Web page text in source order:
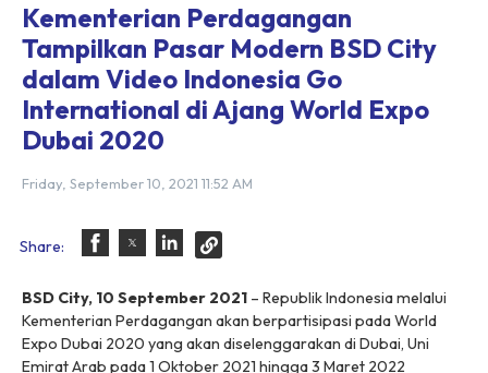
Kementerian Perdagangan
Tampilkan Pasar Modern BSD City
dalam Video Indonesia Go
International di Ajang World Expo
Dubai 2020
Friday, September 10, 2021 11:52 AM
Share:
BSD City, 10 September 2021 – Republik Indonesia melalui
Kementerian Perdagangan akan berpartisipasi pada World
Expo Dubai 2020 yang akan diselenggarakan di Dubai, Uni
Emirat Arab pada 1 Oktober 2021 hingga 3 Maret 2022